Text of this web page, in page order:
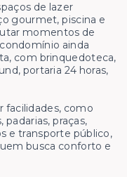
de lazer
gourmet, piscina e
momentos de
ainda
com brinquedoteca,
portaria 24 horas,
facilidades, como
padarias, praças,
e transporte público,
busca conforto e